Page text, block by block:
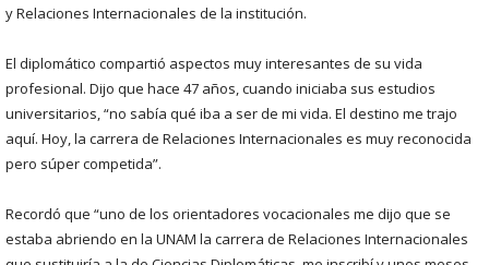
y Relaciones Internacionales de la institución.
El diplomático compartió aspectos muy interesantes de su vida
profesional. Dijo que hace 47 años, cuando iniciaba sus estudios
universitarios, “no sabía qué iba a ser de mi vida. El destino me trajo
aquí. Hoy, la carrera de Relaciones Internacionales es muy reconocida
pero súper competida”.
Recordó que “uno de los orientadores vocacionales me dijo que se
estaba abriendo en la UNAM la carrera de Relaciones Internacionales